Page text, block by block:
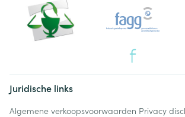
Juridische links
Algemene verkoopsvoorwaarden Privacy